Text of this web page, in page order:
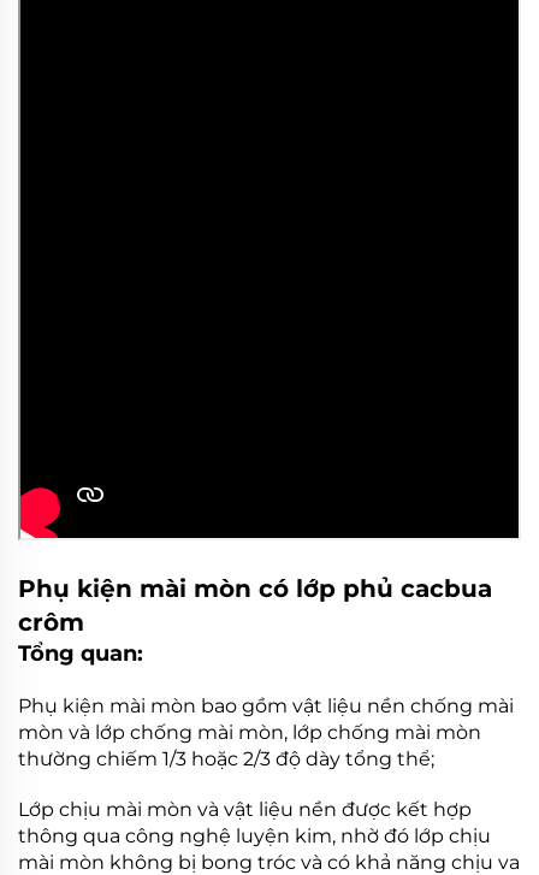
Phụ kiện mài mòn có lớp phủ cacbua
crôm
Tổng quan:
Phụ kiện mài mòn bao gồm vật liệu nền chống mài
mòn và lớp chống mài mòn, lớp chống mài mòn
thường chiếm 1/3 hoặc 2/3 độ dày tổng thể;
Lớp chịu mài mòn và vật liệu nền được kết hợp
thông qua công nghệ luyện kim, nhờ đó lớp chịu
mài mòn không bị bong tróc và có khả năng chịu va